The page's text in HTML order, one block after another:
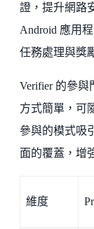
證，提升網路
Android 應用
任務處理與獎
Verifier 的參
方式簡單，可
參與的模式吸
面的覆蓋，增
維度